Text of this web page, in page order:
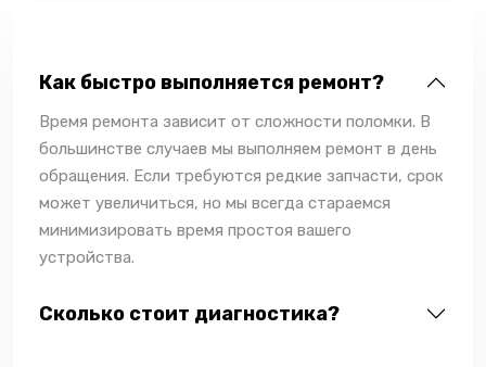
Как быстро выполняется ремонт?
Время ремонта зависит от сложности поломки. В
большинстве случаев мы выполняем ремонт в день
обращения. Если требуются редкие запчасти, срок
может увеличиться, но мы всегда стараемся
минимизировать время простоя вашего
устройства.
Сколько стоит диагностика?